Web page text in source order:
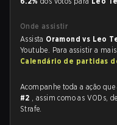
Onde assistir
Assista Oramond vs Leo
Youtube. Para assistir a
Calendário de partidas
Acompanhe toda a ação que
#2 , assim como as VODs,
Strafe.